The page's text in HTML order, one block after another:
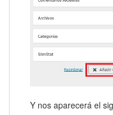
Y nos aparecerá el